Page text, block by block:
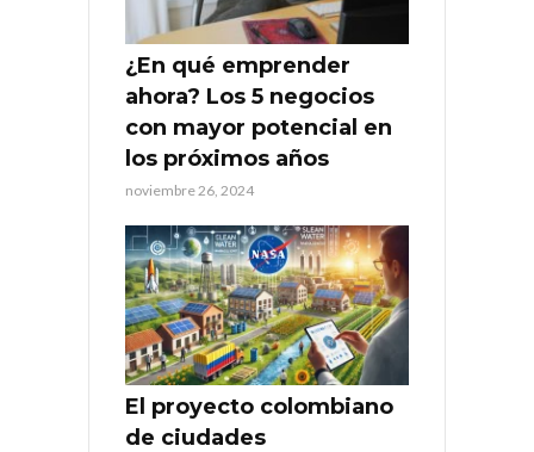
¿En qué emprender
ahora? Los 5 negocios
con mayor potencial en
los próximos años
noviembre 26, 2024
El proyecto colombiano
de ciudades